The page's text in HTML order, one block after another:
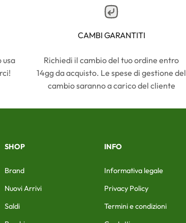
usa
CAMBI GARANTITI
Richiedi il cambio del tuo ordine entro
14gg da acquisto. Le spese di gestione del
cambio saranno a carico del cliente
SHOP
Brand
Nuovi Arrivi
Saldi
INFO
Informativa legale
Privacy Policy
Termini e condizioni